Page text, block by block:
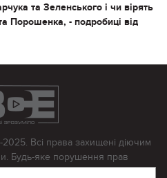
та Зеленського і чи вірять
Порошенка, - подробиці від
Всі права захищені діючим
Будь-яке порушення прав
порядку. Будь-яке відтворення